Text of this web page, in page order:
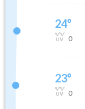
24°
0
23°
0